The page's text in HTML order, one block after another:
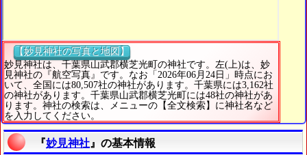
【妙見神社の写真と地図】
妙見神社は、千葉県山武郡横芝光町の神社です。左(上)は、妙
見神社の『航空写真』です。なお「2026年06月24日」時点にお
いて、全国には80,507社の神社があります。千葉県には3,162社
の神社があります。千葉県山武郡横芝光町には48社の神社があ
ります。神社の検索は、メニューの【全文検索】に神社名など
を入力してください。
『妙見神社 』の基本情報